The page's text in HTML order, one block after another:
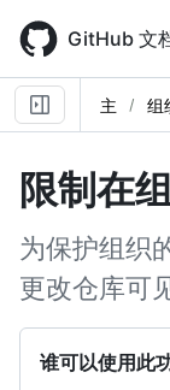
main
content
GitHub 文
主 组
限制在
为保护组织
更改仓库可
谁可以使用此